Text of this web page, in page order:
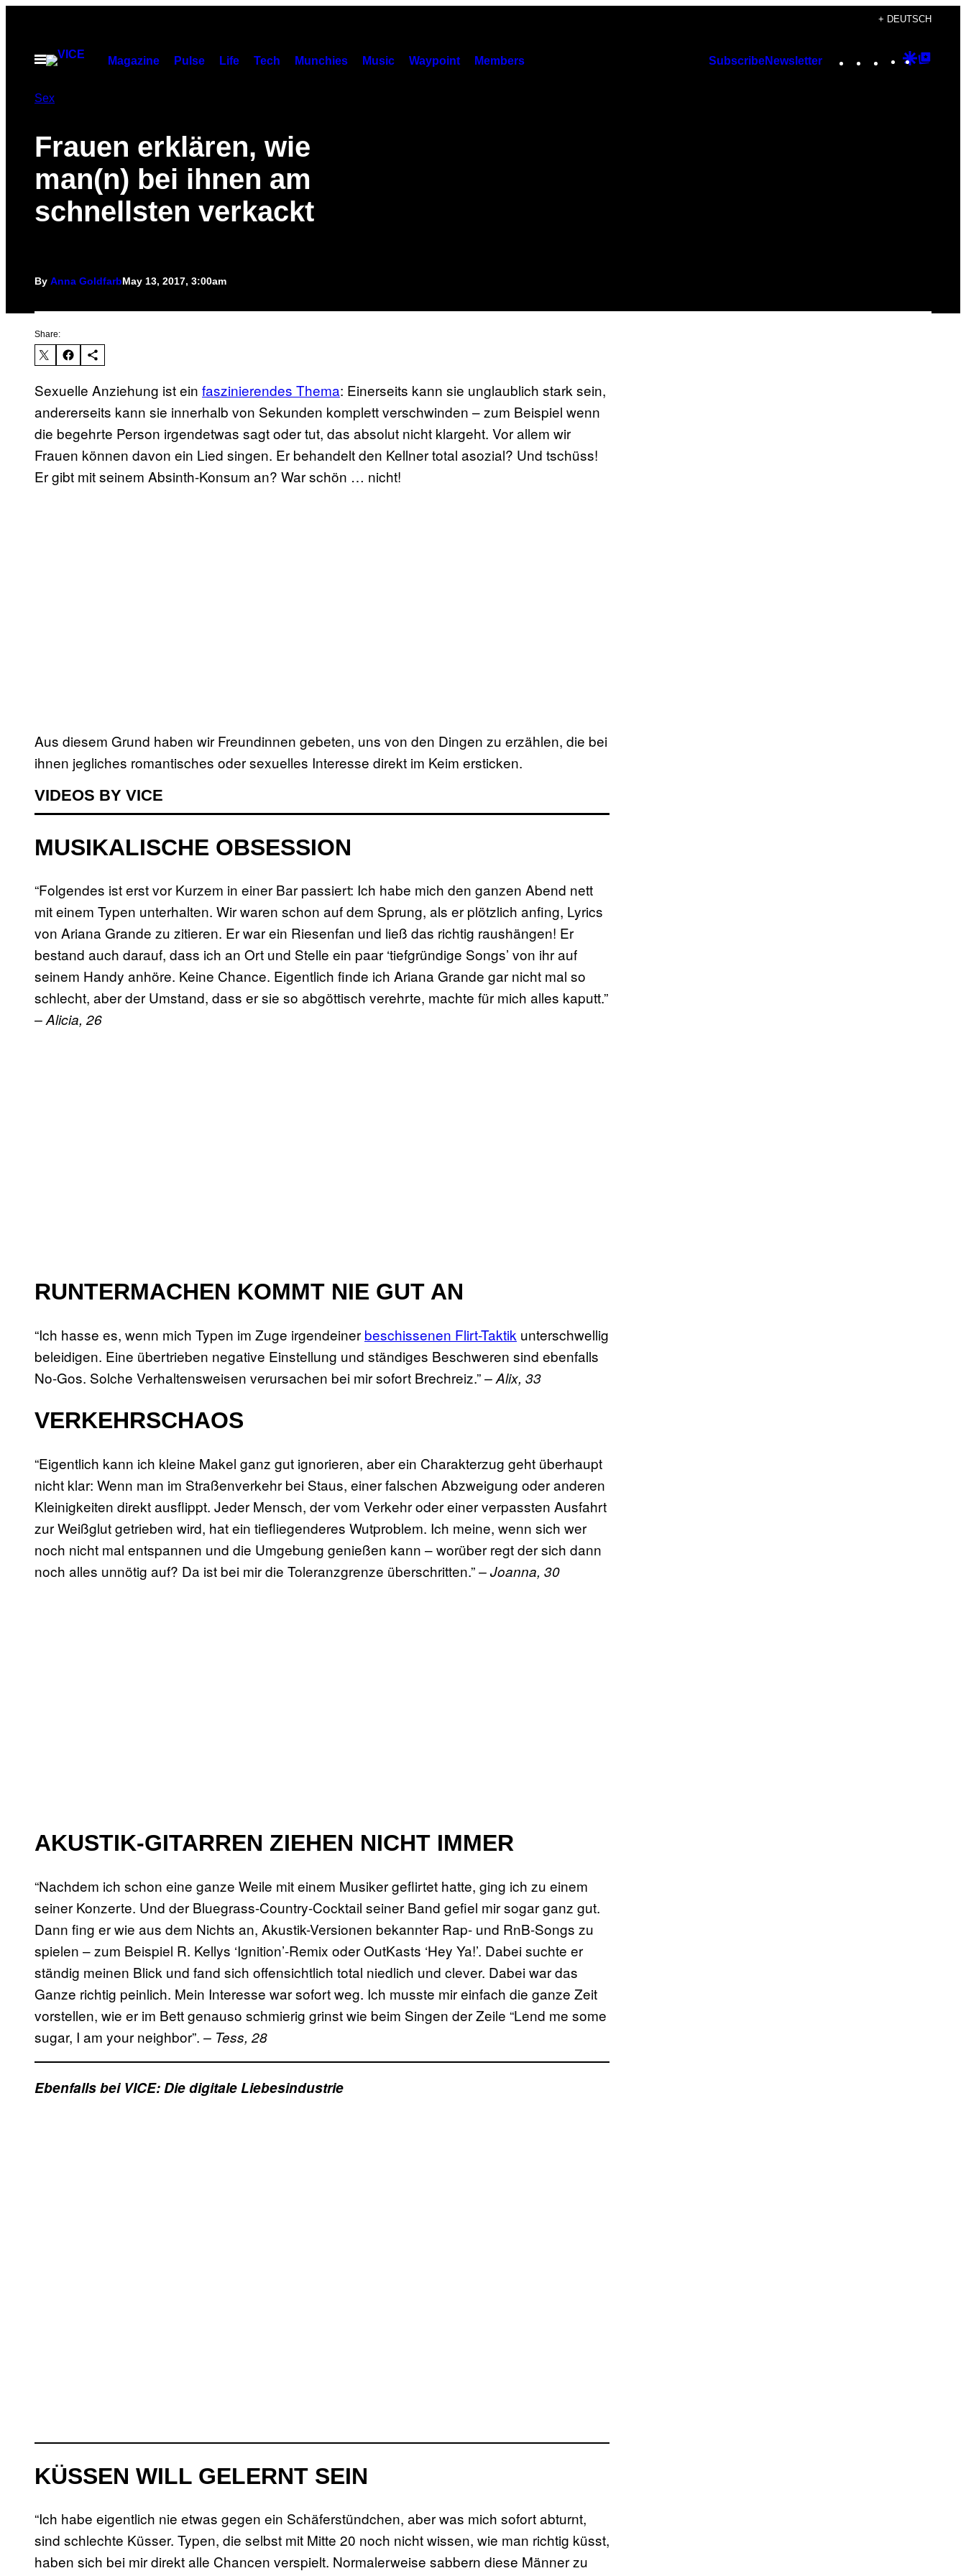
content
+ DEUTSCH
Open
Magazine Pulse Life Tech Munchies Music Waypoint Members SubscribeNewsletter Instagram
TikTok
YouTube
Google
Sex
Frauen erklären, wie
man(n) bei ihnen am
schnellsten verkackt
By Anna GoldfarbMay 13, 2017, 3:00am
Share:
Sexuelle Anziehung ist ein faszinierendes Thema: Einerseits kann sie unglaublich stark sein,
andererseits kann sie innerhalb von Sekunden komplett verschwinden – zum Beispiel wenn
die begehrte Person irgendetwas sagt oder tut, das absolut nicht klargeht. Vor allem wir
Frauen können davon ein Lied singen. Er behandelt den Kellner total asozial? Und tschüss!
Er gibt mit seinem Absinth-Konsum an? War schön … nicht!
Aus diesem Grund haben wir Freundinnen gebeten, uns von den Dingen zu erzählen, die bei
ihnen jegliches romantisches oder sexuelles Interesse direkt im Keim ersticken.
VIDEOS BY VICE
MUSIKALISCHE OBSESSION
“Folgendes ist erst vor Kurzem in einer Bar passiert: Ich habe mich den ganzen Abend nett
mit einem Typen unterhalten. Wir waren schon auf dem Sprung, als er plötzlich anfing, Lyrics
von Ariana Grande zu zitieren. Er war ein Riesenfan und ließ das richtig raushängen! Er
bestand auch darauf, dass ich an Ort und Stelle ein paar ‘tiefgründige Songs’ von ihr auf
seinem Handy anhöre. Keine Chance. Eigentlich finde ich Ariana Grande gar nicht mal so
schlecht, aber der Umstand, dass er sie so abgöttisch verehrte, machte für mich alles kaputt.”
– Alicia, 26
RUNTERMACHEN KOMMT NIE GUT AN
“Ich hasse es, wenn mich Typen im Zuge irgendeiner beschissenen Flirt-Taktik unterschwellig
beleidigen. Eine übertrieben negative Einstellung und ständiges Beschweren sind ebenfalls
No-Gos. Solche Verhaltensweisen verursachen bei mir sofort Brechreiz.”– Alix, 33
VERKEHRSCHAOS
“Eigentlich kann ich kleine Makel ganz gut ignorieren, aber ein Charakterzug geht überhaupt
nicht klar: Wenn man im Straßenverkehr bei Staus, einer falschen Abzweigung oder anderen
Kleinigkeiten direkt ausflippt. Jeder Mensch, der vom Verkehr oder einer verpassten Ausfahrt
zur Weißglut getrieben wird, hat ein tiefliegenderes Wutproblem. Ich meine, wenn sich wer
noch nicht mal entspannen und die Umgebung genießen kann – worüber regt der sich dann
noch alles unnötig auf? Da ist bei mir die Toleranzgrenze überschritten.”– Joanna, 30
AKUSTIK-GITARREN ZIEHEN NICHT IMMER
“Nachdem ich schon eine ganze Weile mit einem Musiker geflirtet hatte, ging ich zu einem
seiner Konzerte. Und der Bluegrass-Country-Cocktail seiner Band gefiel mir sogar ganz gut.
Dann fing er wie aus dem Nichts an, Akustik-Versionen bekannter Rap- und RnB-Songs zu
spielen – zum Beispiel R. Kellys ‘Ignition’-Remix oder OutKasts ‘Hey Ya!’. Dabei suchte er
ständig meinen Blick und fand sich offensichtlich total niedlich und clever. Dabei war das
Ganze richtig peinlich. Mein Interesse war sofort weg. Ich musste mir einfach die ganze Zeit
vorstellen, wie er im Bett genauso schmierig grinst wie beim Singen der Zeile “Lend me some
sugar, I am your neighbor”. – Tess, 28
Ebenfalls bei VICE: Die digitale Liebesindustrie
KÜSSEN WILL GELERNT SEIN
“Ich habe eigentlich nie etwas gegen ein Schäferstündchen, aber was mich sofort abturnt,
sind schlechte Küsser. Typen, die selbst mit Mitte 20 noch nicht wissen, wie man richtig küsst,
haben sich bei mir direkt alle Chancen verspielt. Normalerweise sabbern diese Männer zu